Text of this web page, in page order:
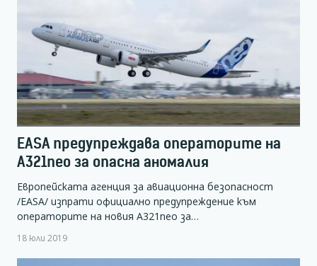
EASA предупреждава операторите на
А321neo за опасна аномалия
Европейската агенция за авиационна безопасност
/EASA/ изпрати официално предупреждение към
операторите на новия A321neo за…
18 юли 2019